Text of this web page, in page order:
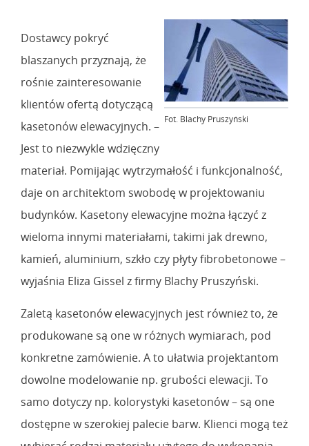
Fot. Blachy Pruszyński
Dostawcy pokryć
blaszanych przyznają, że
rośnie zainteresowanie
klientów ofertą dotyczącą
kasetonów elewacyjnych. –
Jest to niezwykle wdzięczny
materiał. Pomijając wytrzymałość i funkcjonalność,
daje on architektom swobodę w projektowaniu
budynków. Kasetony elewacyjne można łączyć z
wieloma innymi materiałami, takimi jak drewno,
kamień, aluminium, szkło czy płyty fibrobetonowe –
wyjaśnia Eliza Gissel z firmy Blachy Pruszyński.
Zaletą kasetonów elewacyjnych jest również to, że
produkowane są one w różnych wymiarach, pod
konkretne zamówienie. A to ułatwia projektantom
dowolne modelowanie np. grubości elewacji. To
samo dotyczy np. kolorystyki kasetonów – są one
dostępne w szerokiej palecie barw. Klienci mogą też